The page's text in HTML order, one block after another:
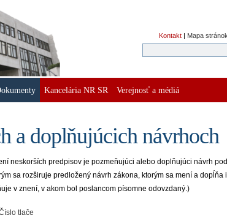
Kontakt | Mapa stránok
Kancelária NR SR Verejnosť a médiá
a doplňujúcich návrhoch
neskorších predpisov je pozmeňujúci alebo doplňujúci návrh
sa rozširuje predložený návrh zákona, ktorým sa mení a dopĺňa
v znení, v akom bol poslancom písomne odovzdaný.)
tlače